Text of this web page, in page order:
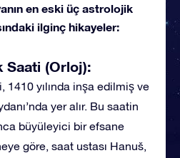
en eski üç astrolojik
ilginç hikayeler:
Saati (Orloj):
1410 yılında inşa edilmiş ve
yer alır. Bu saatin
büyüleyici bir efsane
göre, saat ustası Hanuš,